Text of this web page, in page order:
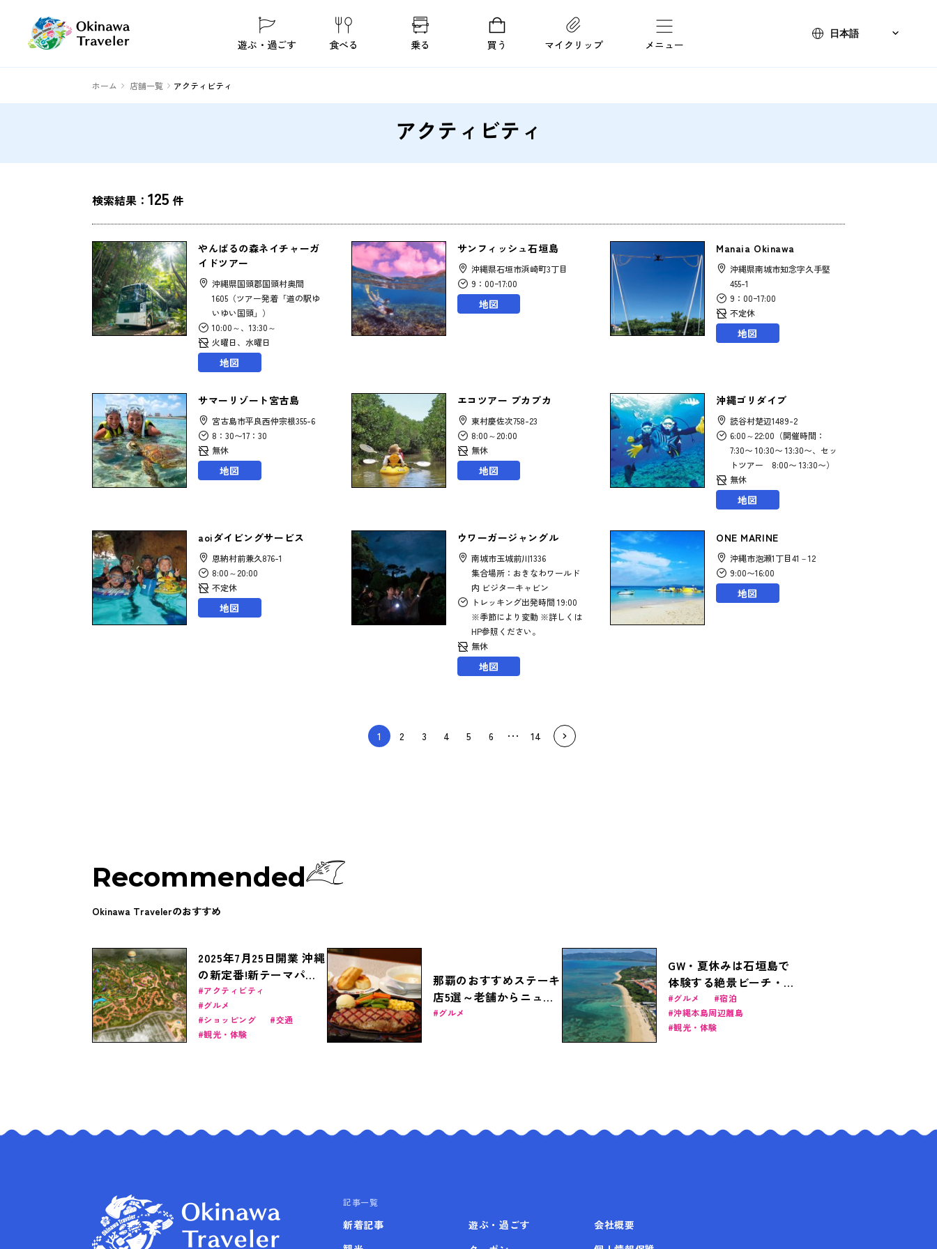
遊ぶ・過ごす 食べる 乗る 買う マイクリップ メニュー
ホーム 店舗一覧 アクティビティ
アクティビティ
検索結果： 125 件
やんばるの森ネイチャーガ
イドツアー
沖縄県国頭郡国頭村奥間
1605（ツアー発着「道の駅ゆ
いゆい国頭」）
10:00～、13:30～
火曜日、水曜日
地図
サンフィッシュ石垣島
沖縄県石垣市浜崎町3丁目
9：00ｰ17:00
地図
Manaia Okinawa
沖縄県南城市知念字久手堅
455-1
9：00ｰ17:00
不定休
地図
サマーリゾート宮古島
宮古島市平良西仲宗根355-6
8：30〜17：30
無休
地図
エコツアー プカプカ
東村慶佐次758-23
8:00～20:00
無休
地図
沖縄ゴリダイブ
読谷村楚辺1489-2
6:00～22:00（開催時間：
7:30〜 10:30〜 13:30〜、セッ
トツアー 8:00〜 13:30〜）
無休
地図
aoiダイビングサービス
恩納村前兼久876-1
8:00～20:00
不定休
地図
ウワーガージャングル
南城市玉城前川1336
集合場所：おきなわワールド
内 ビジターキャビン
トレッキング出発時間 19:00
※季節により変動 ※詳しくは
HP参照ください。
無休
地図
ONE MARINE
沖縄市泡瀬1丁目41－12
9:00〜16:00
地図
1 2 3 4 5 6 14
Recommended
Okinawa Travelerのおすすめ
2025年7月25日開業 沖縄
の新定番!新テーマパー
クJUNGLIA（ジャング
リア）の最新情報
アクティビティ
グルメ
ショッピング
交通
観光・体験
那覇のおすすめステーキ
店5選～老舗からニュー
フェイスまで～
グルメ
GW・夏休みは石垣島で
体験する絶景ビーチ・ア
クティビティ・おススメ
ホテルの魅力を大公開！
グルメ
宿泊
沖縄本島周辺離島
観光・体験
記事一覧
新着記事
遊ぶ・過ごす
会社概要